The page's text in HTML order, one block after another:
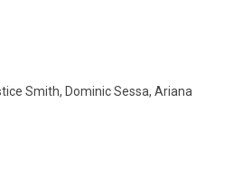
Smith, Dominic Sessa, Ariana